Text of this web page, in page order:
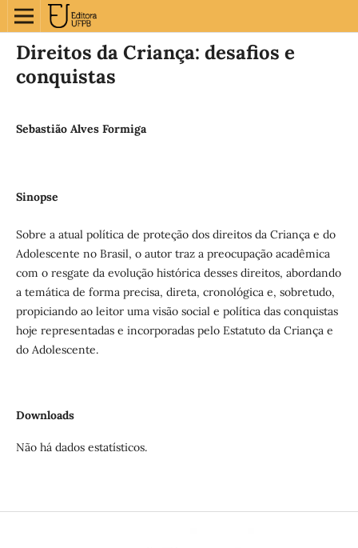
Direitos da Criança: desafios e
conquistas
Sebastião Alves Formiga
Sinopse
Sobre a atual política de proteção dos direitos da Criança e do
Adolescente no Brasil, o autor traz a preocupação acadêmica
com o resgate da evolução histórica desses direitos, abordando
a temática de forma precisa, direta, cronológica e, sobretudo,
propiciando ao leitor uma visão social e política das conquistas
hoje representadas e incorporadas pelo Estatuto da Criança e
do Adolescente.
Downloads
Não há dados estatísticos.